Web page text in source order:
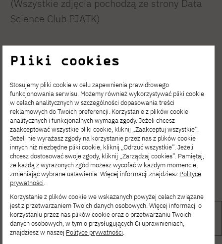
(Wszystkie zdjęcia pochodzą ze strony Data
Science Club PJATK)
Pliki cookies
Stosujemy pliki cookie w celu zapewnienia prawidłowego
funkcjonowania serwisu. Możemy również wykorzystywać pliki cookie
w celach analitycznych w szczególności dopasowania treści
reklamowych do Twoich preferencji. Korzystanie z plików cookie
analitycznych i funkcjonalnych wymaga zgody. Jeżeli chcesz
zaakceptować wszystkie pliki cookie, kliknij „Zaakceptuj wszystkie”.
Jeżeli nie wyrażasz zgody na korzystanie przez nas z plików cookie
innych niż niezbędne pliki cookie, kliknij „Odrzuć wszystkie”. Jeżeli
chcesz dostosować swoje zgody, kliknij „Zarządzaj cookies”. Pamiętaj,
że każdą z wyrażonych zgód możesz wycofać w każdym momencie,
zmieniając wybrane ustawienia. Więcej informacji znajdziesz Polityce
prywatności.
Korzystanie z plików cookie we wskazanych powyżej celach związane
jest z przetwarzaniem Twoich danych osobowych. Więcej informacji o
korzystaniu przez nas plików cookie oraz o przetwarzaniu Twoich
danych osobowych, w tym o przysługujących Ci uprawnieniach,
znajdziesz w naszej Polityce prywatności.